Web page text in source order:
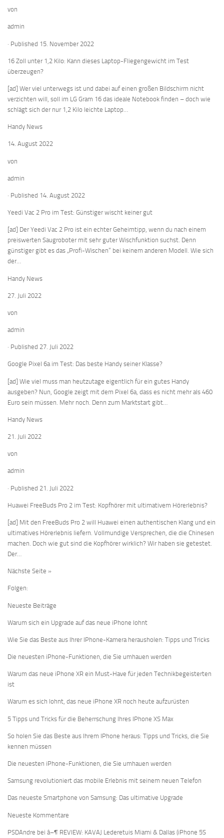
von
admin
· Published 15. November 2022
16 Zoll unter 1,2 Kilo: Kann dieses Laptop-Fliegengewicht im Test
überzeugen?
[ad] Wer viel unterwegs ist und dabei auf einen großen Bildschirm nicht
verzichten will, soll im LG Gram 16 das ideale Notebook finden – doch wie
schlägt sich der nur 1,2 Kilo leichte Laptop…
Handy News
14. August 2022
von
admin
· Published 14. August 2022
Yeedi Vac 2 Pro im Test: Günstiger wischt keiner gut
[ad] Der Yeedi Vac 2 Pro ist ein echter Geheimtipp, wenn du nach einem
preiswerten Saugroboter mit sehr guter Wischfunktion suchst. Denn
günstiger gibt es das „Profi-Wischen“ bei keinem anderen Modell. Wie sich
der…
Handy News
27. Juli 2022
von
admin
· Published 27. Juli 2022
Google Pixel 6a im Test: Das beste Handy seiner Klasse?
[ad] Wie viel muss man heutzutage eigentlich für ein gutes Handy
ausgeben? Nun, Google zeigt mit dem Pixel 6a, dass es nicht mehr als 460
Euro sein müssen. Mehr noch. Denn zum Marktstart gibt…
Handy News
21. Juli 2022
von
admin
· Published 21. Juli 2022
Huawei FreeBuds Pro 2 im Test: Kopfhörer mit ultimativem Hörerlebnis?
[ad] Mit den FreeBuds Pro 2 will Huawei einen authentischen Klang und ein
ultimatives Hörerlebnis liefern. Vollmundige Versprechen, die die Chinesen
machen. Doch wie gut sind die Kopfhörer wirklich? Wir haben sie getestet.
Der…
Nächste Seite »
Folgen:
Neueste Beiträge
Warum sich ein Upgrade auf das neue iPhone lohnt
Wie Sie das Beste aus Ihrer IPhone-Kamera herausholen: Tipps und Tricks
Die neuesten iPhone-Funktionen, die Sie umhauen werden
Warum das neue iPhone XR ein Must-Have für jeden Technikbegeisterten
ist
Warum es sich lohnt, das neue iPhone XR noch heute aufzurüsten
5 Tipps und Tricks für die Beherrschung Ihres IPhone XS Max
So holen Sie das Beste aus Ihrem IPhone heraus: Tipps und Tricks, die Sie
kennen müssen
Die neuesten iPhone-Funktionen, die Sie umhauen werden
Samsung revolutioniert das mobile Erlebnis mit seinem neuen Telefon
Das neueste Smartphone von Samsung: Das ultimative Upgrade
Neueste Kommentare
PSDAndre bei â–¶ REVIEW: KAVAJ Lederetuis Miami & Dallas (iPhone 5S